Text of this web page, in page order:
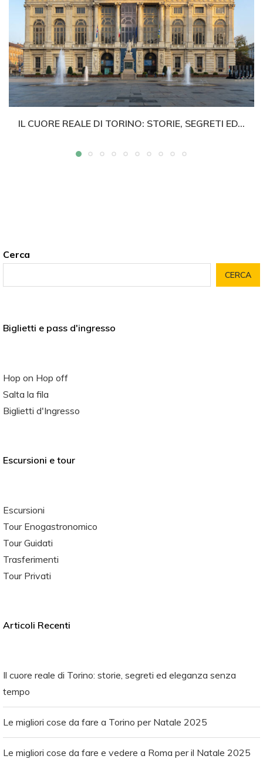
IL CUORE REALE DI TORINO: STORIE, SEGRETI ED...
Cerca
CERCA
Biglietti e pass d'ingresso
Hop on Hop off
Salta la fila
Biglietti d'Ingresso
Escursioni e tour
Escursioni
Tour Enogastronomico
Tour Guidati
Trasferimenti
Tour Privati
Articoli Recenti
Il cuore reale di Torino: storie, segreti ed eleganza senza
tempo
Le migliori cose da fare a Torino per Natale 2025
Le migliori cose da fare e vedere a Roma per il Natale 2025